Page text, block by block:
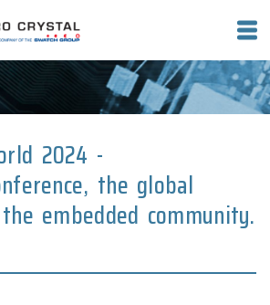
2024 -
the global
embedded community.